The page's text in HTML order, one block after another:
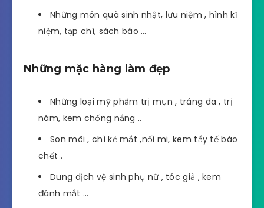
Những món quà sinh nhật, lưu niệm , hình kĩ
niệm, tạp chí, sách báo …
Những mặc hàng làm đẹp
Những loại mỹ phẩm trị mụn , tráng da , trị
nám, kem chống nắng ..
Son môi , chì kẻ mắt ,nối mi, kem tẩy tế bào
chết .
Dung dịch vệ sinh phụ nữ , tóc giả , kem
đánh mắt …